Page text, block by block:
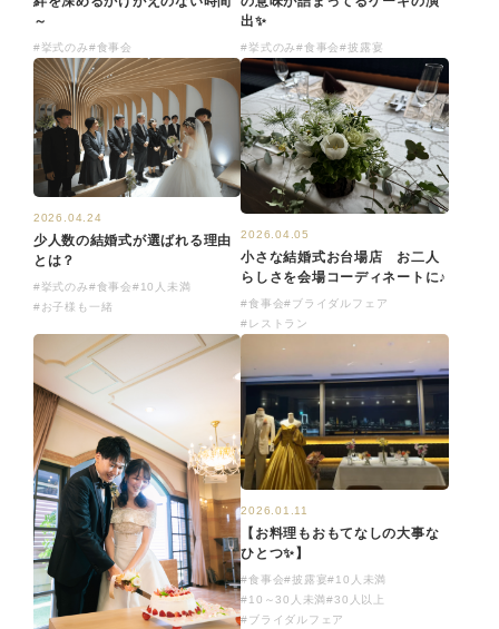
～
#挙式のみ#食事会
出✨
#挙式のみ#食事会#披露宴
2026.04.24
少人数の結婚式が選ばれる理由
とは？
#挙式のみ#食事会#10人未満
#お子様も一緒
2026.04.05
小さな結婚式お台場店 お二人
らしさを会場コーディネートに♪
#食事会#ブライダルフェア
#レストラン
2026.01.11
【お料理もおもてなしの大事な
ひとつ✨】
#食事会#披露宴#10人未満
#10～30人未満#30人以上
#ブライダルフェア